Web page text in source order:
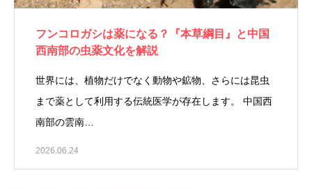
フンコロガシは薬になる？『本草綱目』と中国
西南部の虫薬文化を解説
世界には、植物だけでなく動物や鉱物、さらには昆虫
まで薬として利用する伝統医学が存在します。 中国西
南部の雲南…
2026.06.24